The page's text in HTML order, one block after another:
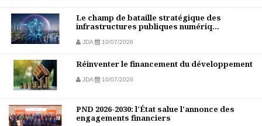
Le champ de bataille stratégique des
infrastructures publiques numériq...
JDA 10/07/2026
Réinventer le financement du développement
JDA 10/07/2026
PND 2026-2030: l'État salue l'annonce des
engagements financiers